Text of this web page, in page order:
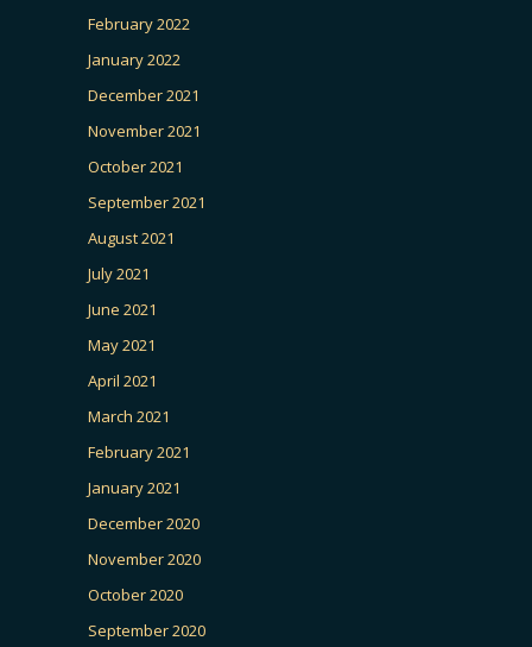
February 2022
January 2022
December 2021
November 2021
October 2021
September 2021
August 2021
July 2021
June 2021
May 2021
April 2021
March 2021
February 2021
January 2021
December 2020
November 2020
October 2020
September 2020